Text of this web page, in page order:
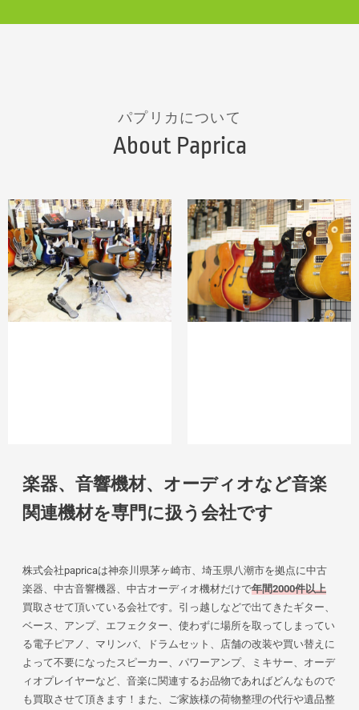
パプリカについて
About Paprica
楽器、音響機材、オーディオなど音楽
関連機材を専門に扱う会社です
株式会社papricaは神奈川県茅ヶ崎市、埼玉県八潮市を拠点に中古
楽器、中古音響機器、中古オーディオ機材だけで年間2000件以上
買取させて頂いている会社です。引っ越しなどで出てきたギター、
ベース、アンプ、エフェクター、使わずに場所を取ってしまってい
る電子ピアノ、マリンバ、ドラムセット、店舗の改装や買い替えに
よって不要になったスピーカー、パワーアンプ、ミキサー、オーデ
ィオプレイヤーなど、音楽に関連するお品物であればどんなもので
も買取させて頂きます！また、ご家族様の荷物整理の代行や遺品整